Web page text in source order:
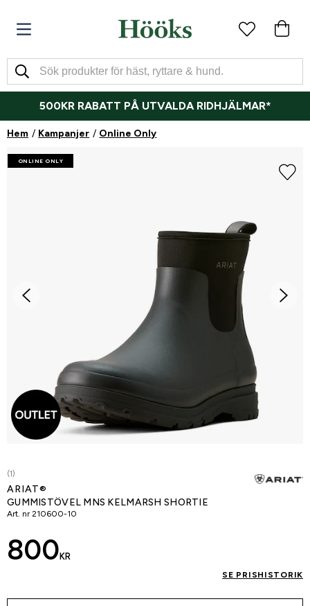
500KR RABATT PÅ UTVALDA RIDHJÄLMAR*
Hem Kampanjer Online Only
ONLINE ONLY
(1)
ARIAT®
GUMMISTÖVEL MNS KELMARSH SHORTIE
Art. nr 210600-10
800 KR
SE PRISHISTORIK